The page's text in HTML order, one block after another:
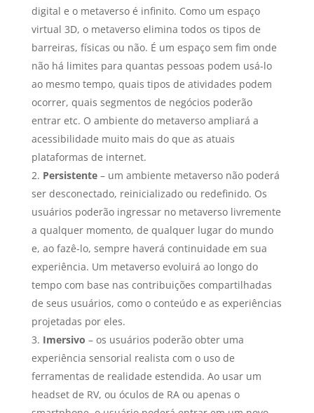
digital e o metaverso é infinito. Como um espaço
virtual 3D, o metaverso elimina todos os tipos de
barreiras, físicas ou não. É um espaço sem fim onde
não há limites para quantas pessoas podem usá-lo
ao mesmo tempo, quais tipos de atividades podem
ocorrer, quais segmentos de negócios poderão
entrar etc. O ambiente do metaverso ampliará a
acessibilidade muito mais do que as atuais
plataformas de internet.
Persistente– um ambiente metaverso não poderá
ser desconectado, reinicializado ou redefinido. Os
usuários poderão ingressar no metaverso livremente
a qualquer momento, de qualquer lugar do mundo
e, ao fazê-lo, sempre haverá continuidade em sua
experiência. Um metaverso evoluirá ao longo do
tempo com base nas contribuições compartilhadas
de seus usuários, como o conteúdo e as experiências
projetadas por eles.
Imersivo – os usuários poderão obter uma
experiência sensorial realista com o uso de
ferramentas de realidade estendida. Ao usar um
headset de RV, ou óculos de RA ou apenas o